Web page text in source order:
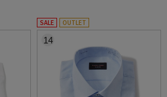
SALE OUTLET
14